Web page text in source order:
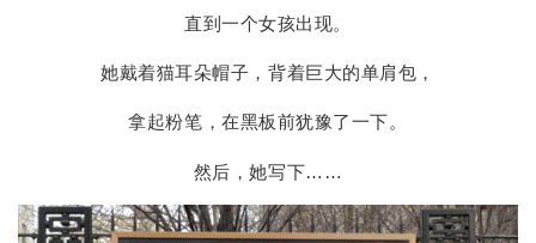
直到一个女孩出现。
她戴着猫耳朵帽子，背着巨大的单肩包，
拿起粉笔，在黑板前犹豫了一下。
然后，她写下……